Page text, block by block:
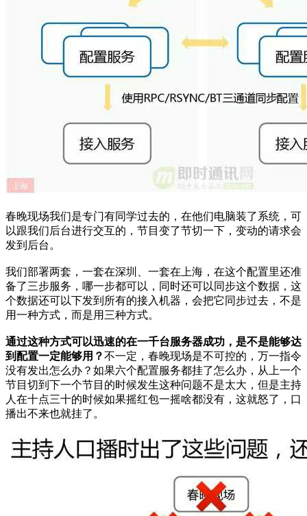
春晚现场我们是专门有同学过去的，在他们电脑装了系统，可
以跟我们后台进行交互的，节目变了节切一下，变动的请求会
发到后台。
我们部署两套，一套在深圳、一套在上海，在这个配置里还准
备了三步服务，哪一步都可以，同时还可以同步这个数据，这
个数据还可以下发到所有的接入机器，会把它同步过去，不是
用一种方式，而是用三种方式。
通过这种方式可以迅速的在一千台服务器成功，是不是能够达
到配置一定能够用？不一定，春晚现场是不可控的，万一指令
没有发出怎么办？如果六个配置服务都挂了怎么办，从上一个
节目切到下一个节目的时候发生这种问题不是太大，但是主持
人在十点三十的时候如果摇红包一摇啥都没有，这就怒了，口
播出不来也就挂了。